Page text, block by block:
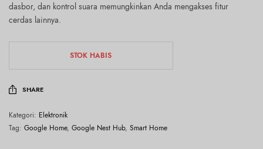
dasbor, dan kontrol suara memungkinkan Anda mengakses fitur
cerdas lainnya.
STOK HABIS
SHARE
Kategori: Elektronik
Tag: Google Home, Google Nest Hub, Smart Home